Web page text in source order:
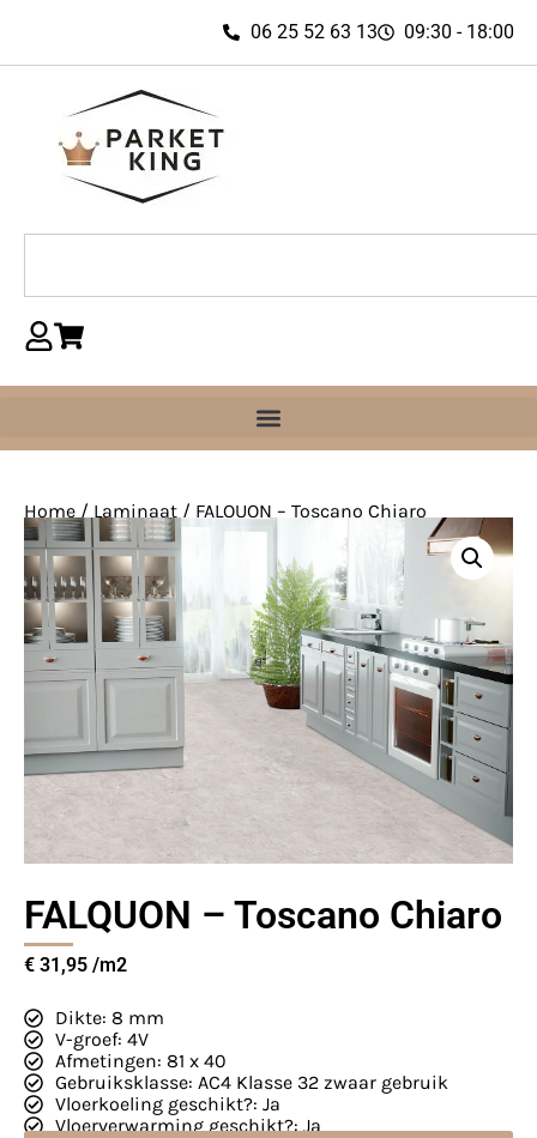
06 25 52 63 13 09:30 - 18:00
Home / Laminaat / FALQUON – Toscano Chiaro
FALQUON – Toscano Chiaro
€ 31,95
Dikte: 8 mm
V-groef: 4V
Afmetingen: 81 x 40
Gebruiksklasse: AC4 Klasse 32 zwaar gebruik
Vloerkoeling geschikt?: Ja
Vloerverwarming geschikt?: Ja